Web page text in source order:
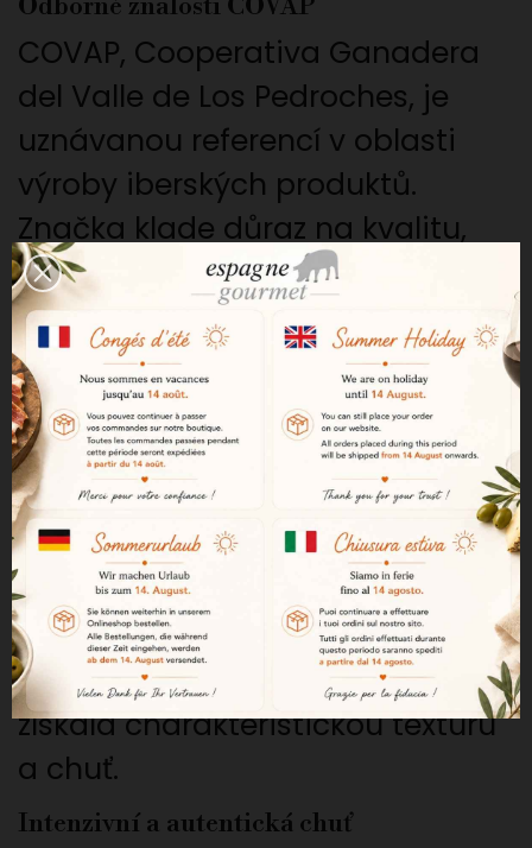
Odborné znalosti COVAP
COVAP, Cooperativa Ganadera
del Valle de Los Pedroches, je
uznávanou referencí v oblasti
výroby iberských produktů.
Značka klade důraz na kvalitu,
sledovatelnost a dodržování
španělských gastronomických
tradic.
Pečlivá výroba
Tato morcilla se vyrábí z
nejlepšího vepřového masa,
iberské krve a směsi pečlivě
vybraných koření. Poté se plní do
střev a prochází kontrolovaným
procesem zrání a sušení, aby
získala charakteristickou texturu
a chuť.
Intenzivní a autentická chuť